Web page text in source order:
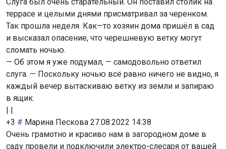
террасе и целыми днями присматривал за черенком.
Так прошла неделя. Как—то хозяин дома пришёл в сад
и высказал опасение, что черешневую ветку могут
сломать ночью.
— Об этом я уже подумал, — самодовольно ответил
слуга. — Поскольку ночью всё равно ничего не видно, я
каждый вечер вытаскиваю ветку из земли и запираю
в ящик.
| |
+3 # Марина Пескова 27.08.2022 14:38
Очень грамотно и красиво нам в загородном доме в
саду провели и подключили электро-слесаря от вашей